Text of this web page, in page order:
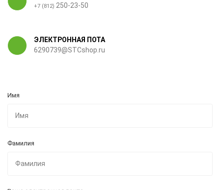
+7 (812) 250-23-50
ЭЛЕКТРОННАЯ ПОТА
6290739@STCshop.ru
Имя
Фамилия